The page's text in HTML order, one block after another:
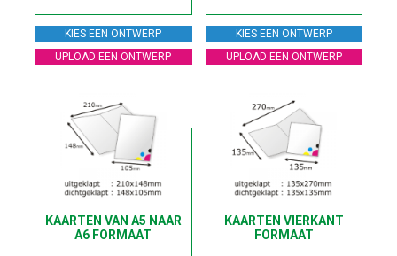
KIES EEN ONTWERP
UPLOAD EEN ONTWERP
KIES EEN ONTWERP
UPLOAD EEN ONTWERP
KAARTEN VAN A5 NAAR
A6 FORMAAT
KAARTEN VIERKANT
FORMAAT